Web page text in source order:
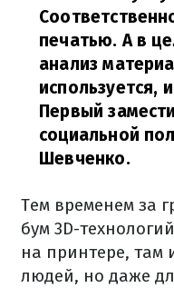
печатью. А в
анализ
используется,
Первый
социальной
Шевченко.
Тем временем за
бум 3D-
на принтере, там
людей, но даже